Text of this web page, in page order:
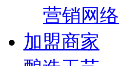
营销网络
加盟商家